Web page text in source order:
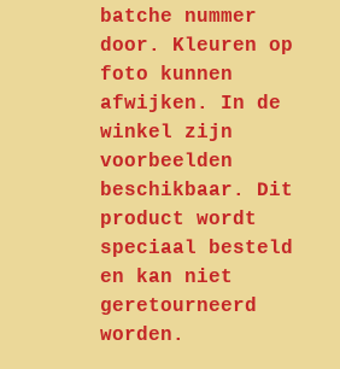
batche nummer
door. Kleuren op
foto kunnen
afwijken. In de
winkel zijn
voorbeelden
beschikbaar. Dit
product wordt
speciaal besteld
en kan niet
geretourneerd
worden.